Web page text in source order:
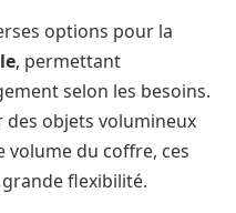
options pour la
, permettant
selon les besoins.
objets volumineux
du coffre, ces
flexibilité.